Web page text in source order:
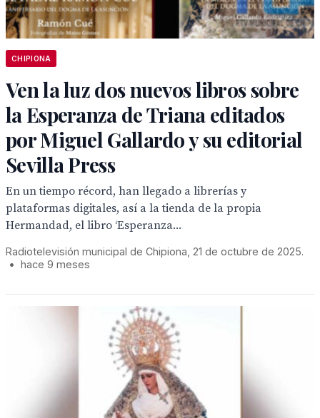
CHIPIONA
Ven la luz dos nuevos libros sobre
la Esperanza de Triana editados
por Miguel Gallardo y su editorial
Sevilla Press
En un tiempo récord, han llegado a librerías y
plataformas digitales, así a la tienda de la propia
Hermandad, el libro ‘Esperanza...
Radiotelevisión municipal de Chipiona, 21 de octubre de 2025.
• hace 9 meses